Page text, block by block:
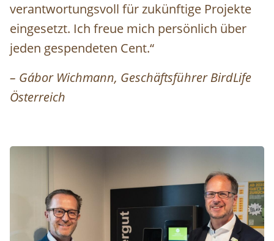
verantwortungsvoll für zukünftige Projekte
eingesetzt. Ich freue mich persönlich über
jeden gespendeten Cent.“
– Gábor Wichmann, Geschäftsführer BirdLife
Österreich